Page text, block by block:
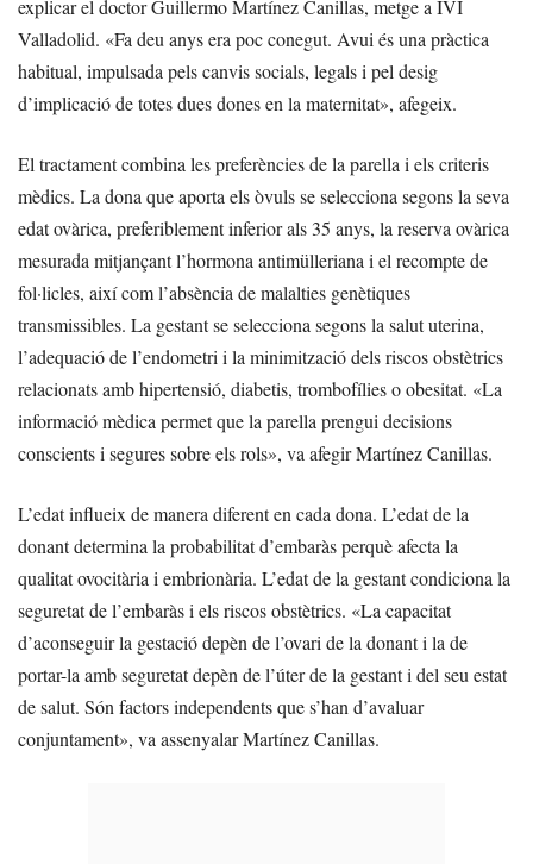
explicar el doctor Guillermo Martínez Canillas, metge a IVI
Valladolid. «Fa deu anys era poc conegut. Avui és una pràctica
habitual, impulsada pels canvis socials, legals i pel desig
d’implicació de totes dues dones en la maternitat», afegeix.
El tractament combina les preferències de la parella i els criteris
mèdics. La dona que aporta els òvuls se selecciona segons la seva
edat ovàrica, preferiblement inferior als 35 anys, la reserva ovàrica
mesurada mitjançant l’hormona antimülleriana i el recompte de
fol·licles, així com l’absència de malalties genètiques
transmissibles. La gestant se selecciona segons la salut uterina,
l’adequació de l’endometri i la minimització dels riscos obstètrics
relacionats amb hipertensió, diabetis, trombofílies o obesitat. «La
informació mèdica permet que la parella prengui decisions
conscients i segures sobre els rols», va afegir Martínez Canillas.
L’edat influeix de manera diferent en cada dona. L’edat de la
donant determina la probabilitat d’embaràs perquè afecta la
qualitat ovocitària i embrionària. L’edat de la gestant condiciona la
seguretat de l’embaràs i els riscos obstètrics. «La capacitat
d’aconseguir la gestació depèn de l’ovari de la donant i la de
portar-la amb seguretat depèn de l’úter de la gestant i del seu estat
de salut. Són factors independents que s’han d’avaluar
conjuntament», va assenyalar Martínez Canillas.